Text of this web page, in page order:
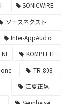
SONICWIRE
ソースネクスト
Inter-AppAudio
NI
KOMPLETE
TR-808
江夏正晃
Sennheiser